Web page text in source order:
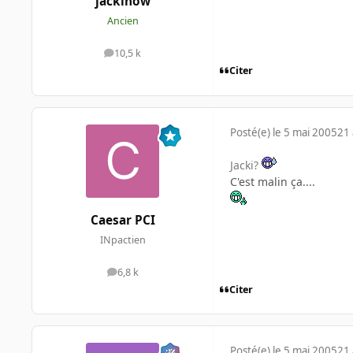
Ancien
10,5 k
messages
Citer
Caesar PCI
INpactien
6,8 k
messages
Posté(e) le 5 mai 200521
Jacki?
C'est malin ça....
Citer